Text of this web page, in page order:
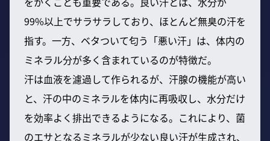
99%以上でサラサラしており、ほとんど無臭の汗を
指す。一方、ベタついて匂う「悪い汗」は、体内の
ミネラル分が多く含まれているのが特徴だ。
汗は血液を濾過して作られるが、汗腺の機能が高い
と、汗の中のミネラルを体内に再吸収し、水分だけ
を効率よく排出できるようになる。これにより、菌
のエサとなるミネラルが少ない良い汗が生成され、